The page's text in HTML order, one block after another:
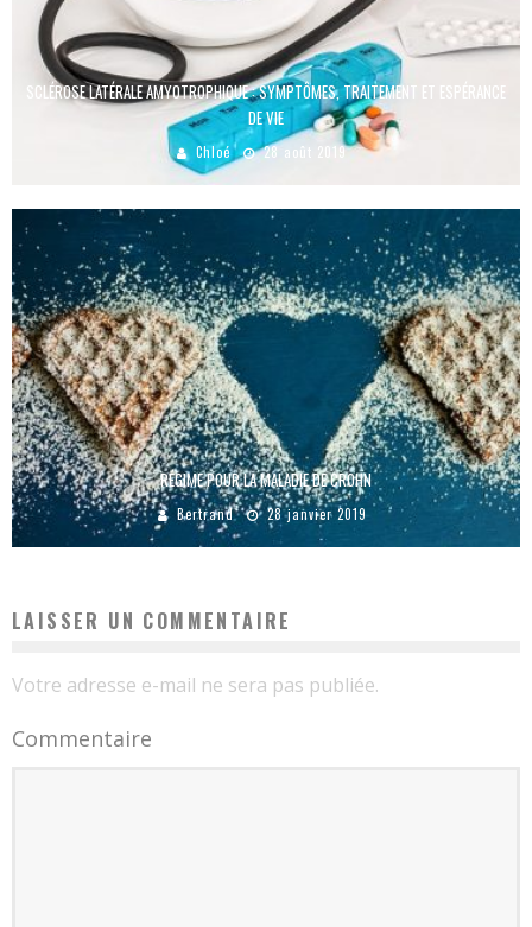
SCLÉROSE LATÉRALE AMYOTROPHIQUE : SYMPTÔMES, TRAITEMENT ET ESPÉRANCE
DE VIE
Chloé 28 août 2019
RÉGIME POUR LA MALADIE DE CROHN
Bertrand 28 janvier 2019
LAISSER UN COMMENTAIRE
Votre adresse e-mail ne sera pas publiée.
Commentaire